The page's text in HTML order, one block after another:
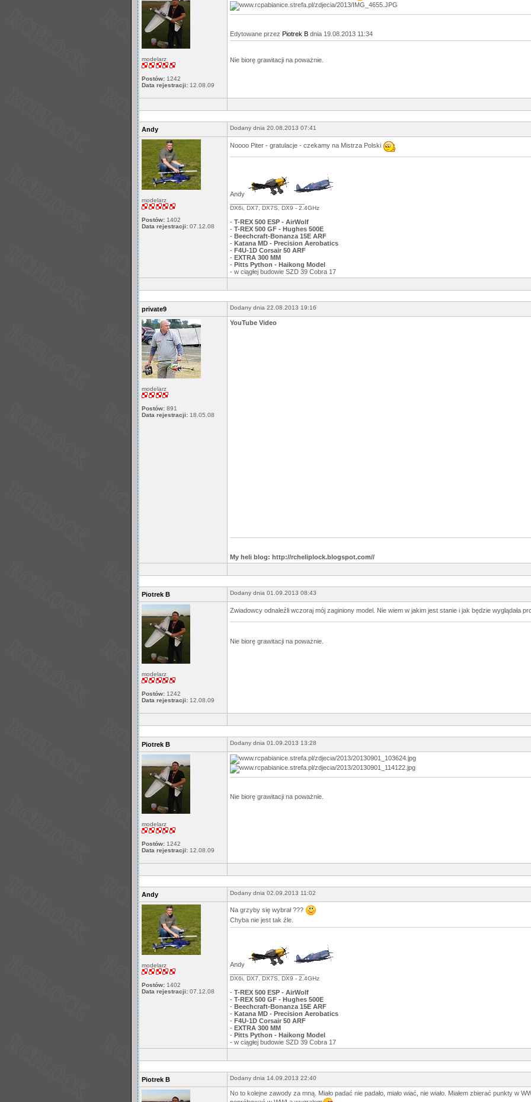
modelarz
Postów: 1242
Data rejestracji: 12.08.09
Edytowane przez Piotrek B dnia 19.08.2013 11:34
Nie biorę grawitacji na poważnie.
Andy Dodany dnia 20.08.2013 07:41
modelarz
Postów: 1402
Data rejestracji: 07.12.08
Noooo Piter - gratulacje - czekamy na Mistrza Polski
Andy
DX6i, DX7, DX7S, DX9 - 2.4GHz
- T-REX 500 ESP - AirWolf
- T-REX 500 GF - Hughes 500E
- Beechcraft-Bonanza 15E ARF
- Katana MD - Precision Aerobatics
- F4U-1D Corsair 50 ARF
- EXTRA 300 MM
- Pitts Python - Haikong Model
- w ciągłej budowie SZD 39 Cobra 17
private9 Dodany dnia 22.08.2013 19:16
modelarz
Postów: 891
Data rejestracji: 18.05.08
YouTube Video
My heli blog: http://rcheliplock.blogspot.com//
Piotrek B Dodany dnia 01.09.2013 08:43
modelarz
Postów: 1242
Data rejestracji: 12.08.09
Zwiadowcy odnaleźli wczoraj mój zaginiony model. Nie wiem w jakim jest stanie i jak będzie wyglądała
Nie biorę grawitacji na poważnie.
Piotrek B Dodany dnia 01.09.2013 13:28
modelarz
Postów: 1242
Data rejestracji: 12.08.09
Nie biorę grawitacji na poważnie.
Andy Dodany dnia 02.09.2013 11:02
modelarz
Postów: 1402
Data rejestracji: 07.12.08
Na grzyby się wybrał ???
Chyba nie jest tak źle.
Andy
DX6i, DX7, DX7S, DX9 - 2.4GHz
- T-REX 500 ESP - AirWolf
- T-REX 500 GF - Hughes 500E
- Beechcraft-Bonanza 15E ARF
- Katana MD - Precision Aerobatics
- F4U-1D Corsair 50 ARF
- EXTRA 300 MM
- Pitts Python - Haikong Model
- w ciągłej budowie SZD 39 Cobra 17
Piotrek B Dodany dnia 14.09.2013 22:40
No to kolejne zawody za mną. Miało padać nie padało, miało wiać, nie wiało. Miałem zbierać punkty w